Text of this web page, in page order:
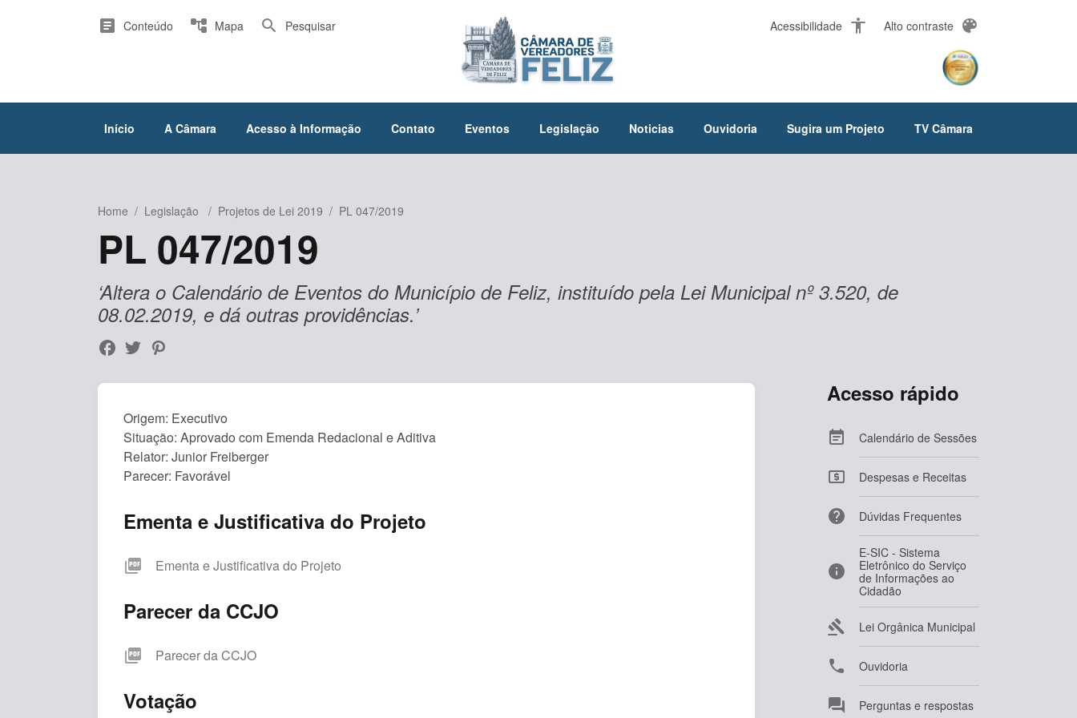
Início A Câmara Acesso à Informação Contato Eventos Legislação Noticias Ouvidoria Sugira um Projeto TV Câmara
article Conteúdo account_tree Mapa search Pesquisar palette
Alto contraste
accessibility
Acessibilidade
Home / Legislação / Projetos de Lei 2019 / PL 047/2019
PL 047/2019
‘Altera o Calendário de Eventos do Município de Feliz, instituído pela Lei Municipal nº 3.520, de
08.02.2019, e dá outras providências.’
Origem: Executivo
Situação: Aprovado com Emenda Redacional e Aditiva
Relator: Junior Freiberger
Parecer: Favorável
Ementa e Justificativa do Projeto
picture_as_pdf Ementa e Justificativa do Projeto
Parecer da CCJO
picture_as_pdf Parecer da CCJO
Votação
Acesso rápido
 Calendário de Sessões
 Despesas e Receitas
 Dúvidas Frequentes

E-SIC - Sistema
Eletrônico do Serviço
de Informações ao
Cidadão
 Lei Orgânica Municipal
 Ouvidoria
 Perguntas e respostas